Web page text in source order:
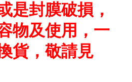
是封膜破損，
物及使用，一
貨，敬請見